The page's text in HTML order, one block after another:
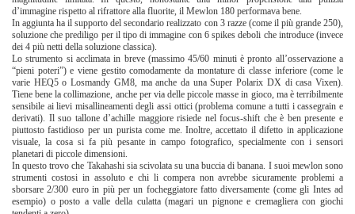
d’immagine rispetto al rifrattore alla fluorite, il Mewlon 180 performava bene.
In aggiunta ha il supporto del secondario realizzato con 3 razze (come il più grande 250),
soluzione che prediligo per il tipo di immagine con 6 spikes deboli che introduce (invece
dei 4 più netti della soluzione classica).
Lo strumento si acclimata in breve (massimo 45/60 minuti è pronto all’osservazione a
“pieni poteri”) e viene gestito comodamente da montature di classe inferiore (come le
varie HEQ5 o Losmandy GM8, ma anche da una Super Polarix DX di casa Vixen).
Tiene bene la collimazione, anche per via delle piccole masse in gioco, ma è terribilmente
sensibile ai lievi misallineamenti degli assi ottici (problema comune a tutti i cassegrain e
derivati). Il suo tallone d’achille maggiore risiede nel focus-shift che è ben presente e
piuttosto fastidioso per un purista come me. Inoltre, accettato il difetto in applicazione
visuale, la cosa si fa più pesante in campo fotografico, specialmente con i sensori
planetari di piccole dimensioni.
In questo trovo che Takahashi sia scivolata su una buccia di banana. I suoi mewlon sono
strumenti costosi in assoluto e chi li compera non avrebbe sicuramente problemi a
sborsare 2/300 euro in più per un focheggiatore fatto diversamente (come gli Intes ad
esempio) o posto a valle della culatta (magari un pignone e cremagliera con giochi